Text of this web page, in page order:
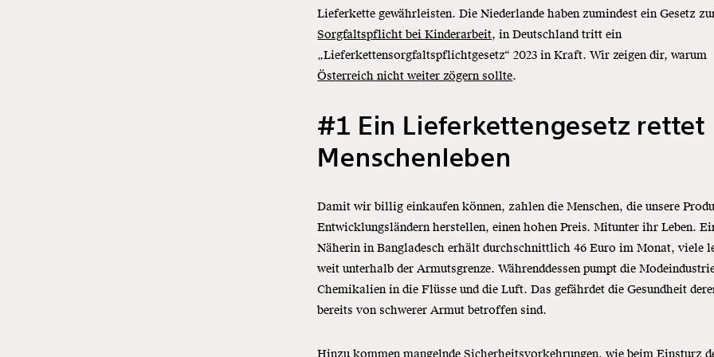
Lieferkette gewährleisten. Die Niederlande haben zumindest ein Gesetz
Sorgfaltspflicht bei Kinderarbeit, in Deutschland tritt ein
„Lieferkettensorgfaltspflichtgesetz“ 2023 in Kraft. Wir zeigen dir, warum
Österreich nicht weiter zögern sollte.
#1 Ein Lieferkettengesetz rettet
Menschenleben
Damit wir billig einkaufen können, zahlen die Menschen, die unsere
Entwicklungsländern herstellen, einen hohen Preis. Mitunter ihr Leben.
Näherin in Bangladesch erhält durchschnittlich 46 Euro im Monat, viele
weit unterhalb der Armutsgrenze. Währenddessen pumpt die
Chemikalien in die Flüsse und die Luft. Das gefährdet die Gesundheit
bereits von schwerer Armut betroffen sind.